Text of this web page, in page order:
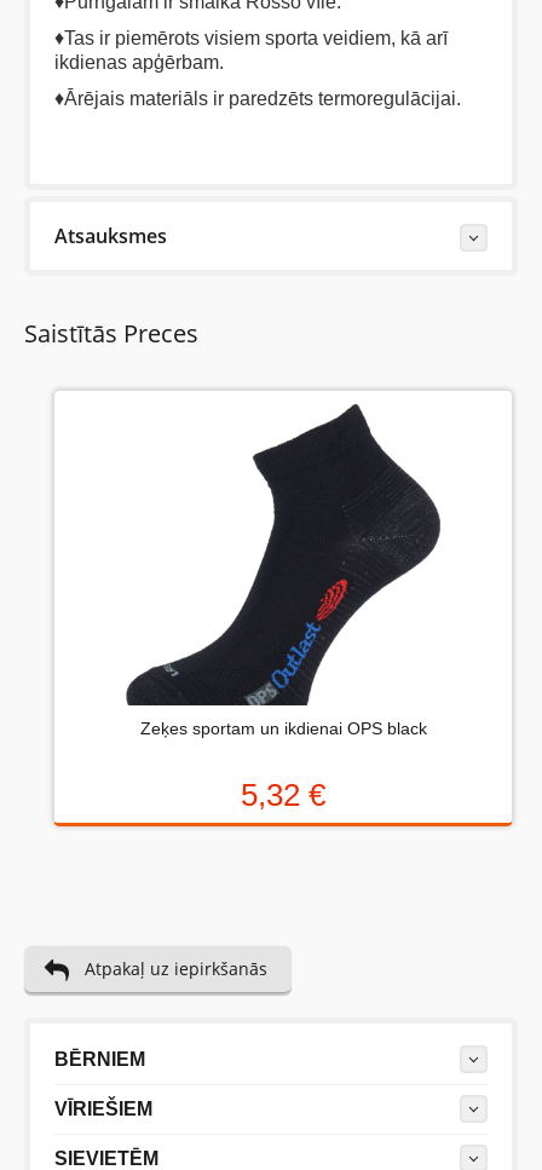
♦Tas ir piemērots visiem sporta veidiem, kā arī
ikdienas apģērbam.
♦Ārējais materiāls ir paredzēts termoregulācijai.
Atsauksmes
Uzrakstiet atsauksmi....(min. 10, max. 2000 simboli)
Vispirms: Novērtējiet preci. Lūdzu izvēlieties vērtējumu
no 0 (slikti) līdz 5 zvaigznēm (teicami).
Novērtējums:
Uzrakstītu simbolu skaits:
Saistītās Preces
Zeķes sportam un ikdienai OPS black
5,32 €
Atpakaļ uz iepirkšanās
BĒRNIEM
VĪRIEŠIEM
SIEVIETĒM